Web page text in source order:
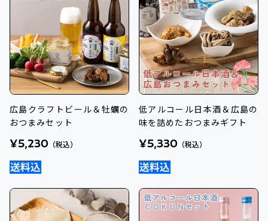
広島クラフトビール＆牡蠣の
おつまみセット
¥5,230 （税込）
低アルコール日本酒＆広島の
味を詰めたおつまみギフト
¥5,330 （税込）